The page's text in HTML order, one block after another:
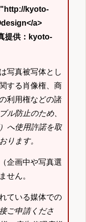
kyoto-
a>
提供：kyoto-
写真被写体とし
する肖像権、商
利用権などの諸
ル防止のため、
へ使用許諾を取
ります。
企画中や写真選
せん。
ている媒体での
ご申請くださ